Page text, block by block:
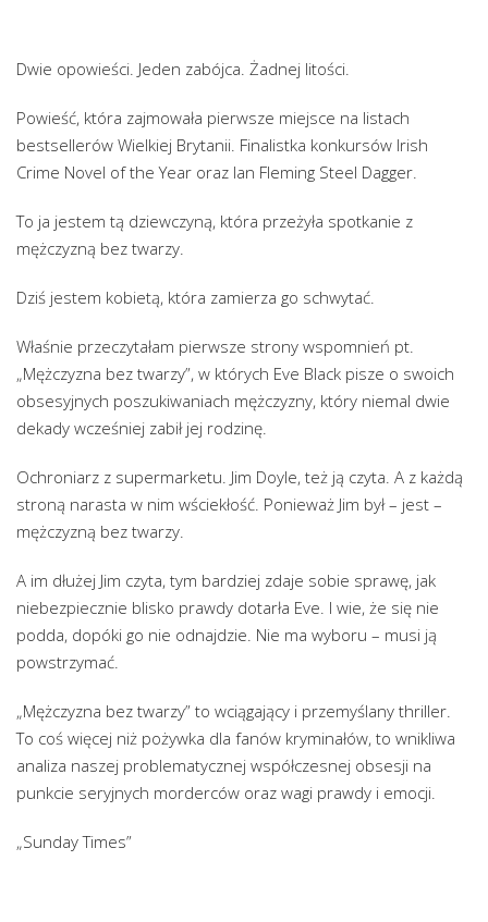
Dwie opowieści. Jeden zabójca. Żadnej litości.
Powieść, która zajmowała pierwsze miejsce na listach
bestsellerów Wielkiej Brytanii. Finalistka konkursów Irish
Crime Novel of the Year oraz Ian Fleming Steel Dagger.
To ja jestem tą dziewczyną, która przeżyła spotkanie z
mężczyzną bez twarzy.
Dziś jestem kobietą, która zamierza go schwytać.
Właśnie przeczytałam pierwsze strony wspomnień pt.
„Mężczyzna bez twarzy”, w których Eve Black pisze o swoich
obsesyjnych poszukiwaniach mężczyzny, który niemal dwie
dekady wcześniej zabił jej rodzinę.
Ochroniarz z supermarketu. Jim Doyle, też ją czyta. A z każdą
stroną narasta w nim wściekłość. Ponieważ Jim był – jest –
mężczyzną bez twarzy.
A im dłużej Jim czyta, tym bardziej zdaje sobie sprawę, jak
niebezpiecznie blisko prawdy dotarła Eve. I wie, że się nie
podda, dopóki go nie odnajdzie. Nie ma wyboru – musi ją
powstrzymać.
„Mężczyzna bez twarzy” to wciągający i przemyślany thriller.
To coś więcej niż pożywka dla fanów kryminałów, to wnikliwa
analiza naszej problematycznej współczesnej obsesji na
punkcie seryjnych morderców oraz wagi prawdy i emocji.
„Sunday Times”